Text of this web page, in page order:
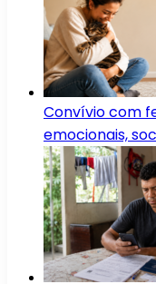
Convívio com
emocionais,